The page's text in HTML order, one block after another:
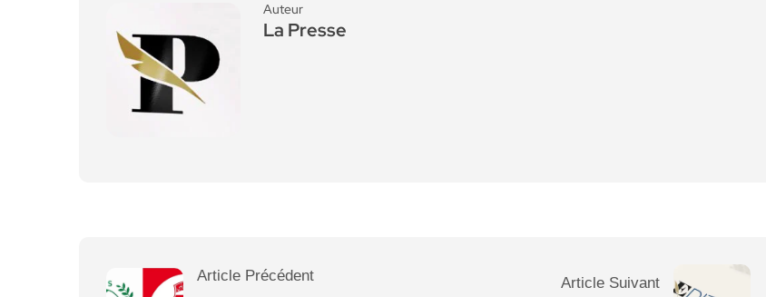
Auteur
La Presse
Article Précédent Article Suivant